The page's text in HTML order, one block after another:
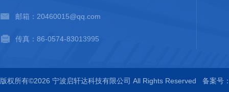
邮箱：20460015@qq.com
传真：86-0574-83013995
版权所有©2026 宁波启轩达科技有限公司 All Rights Reserved 备案号